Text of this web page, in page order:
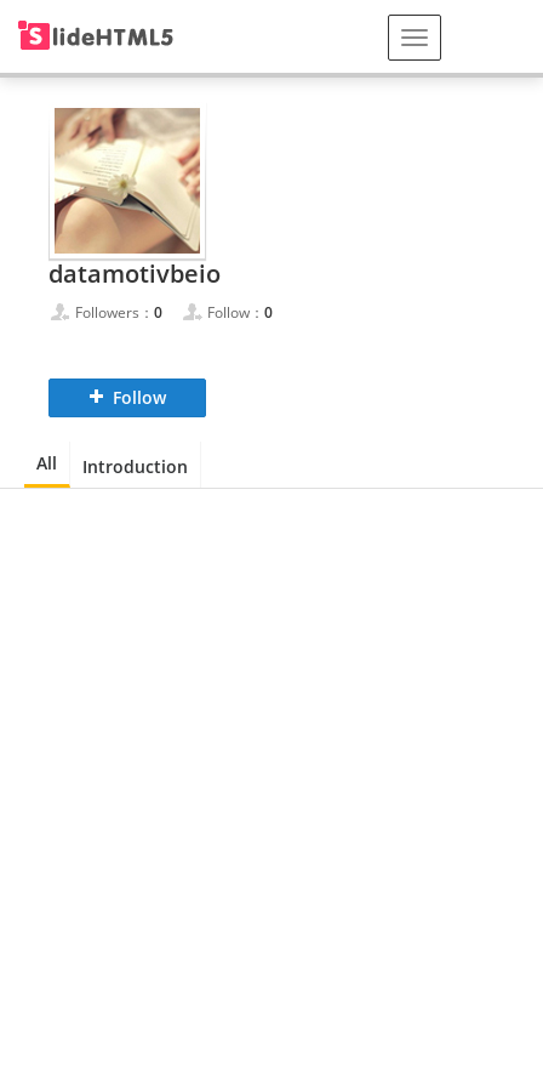
datamotivbeio
Followers： 0 Follow： 0
Follow
All Introduction